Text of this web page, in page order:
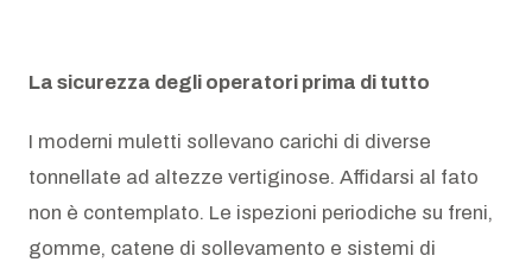
La sicurezza degli operatori prima di tutto
I moderni muletti sollevano carichi di diverse
tonnellate ad altezze vertiginose. Affidarsi al fato
non è contemplato. Le ispezioni periodiche su freni,
gomme, catene di sollevamento e sistemi di